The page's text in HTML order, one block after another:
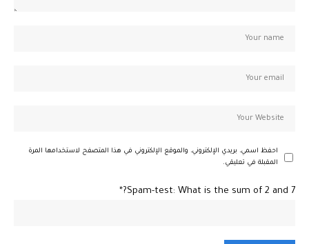
احفظ اسمي، بريدي الإلكتروني، والموقع الإلكتروني في هذا المتصفح لاستخدامها المرة
المقبلة في تعليقي.
Spam-test: What is the sum of 2 and 7?*